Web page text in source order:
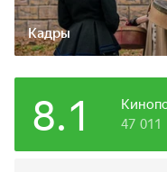
ее наделила молва.
Кадры
8.1 47 011